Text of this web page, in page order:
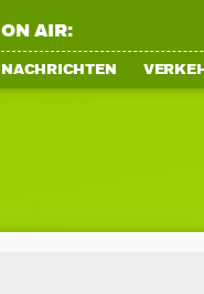
ON AIR:
NACHRICHTEN